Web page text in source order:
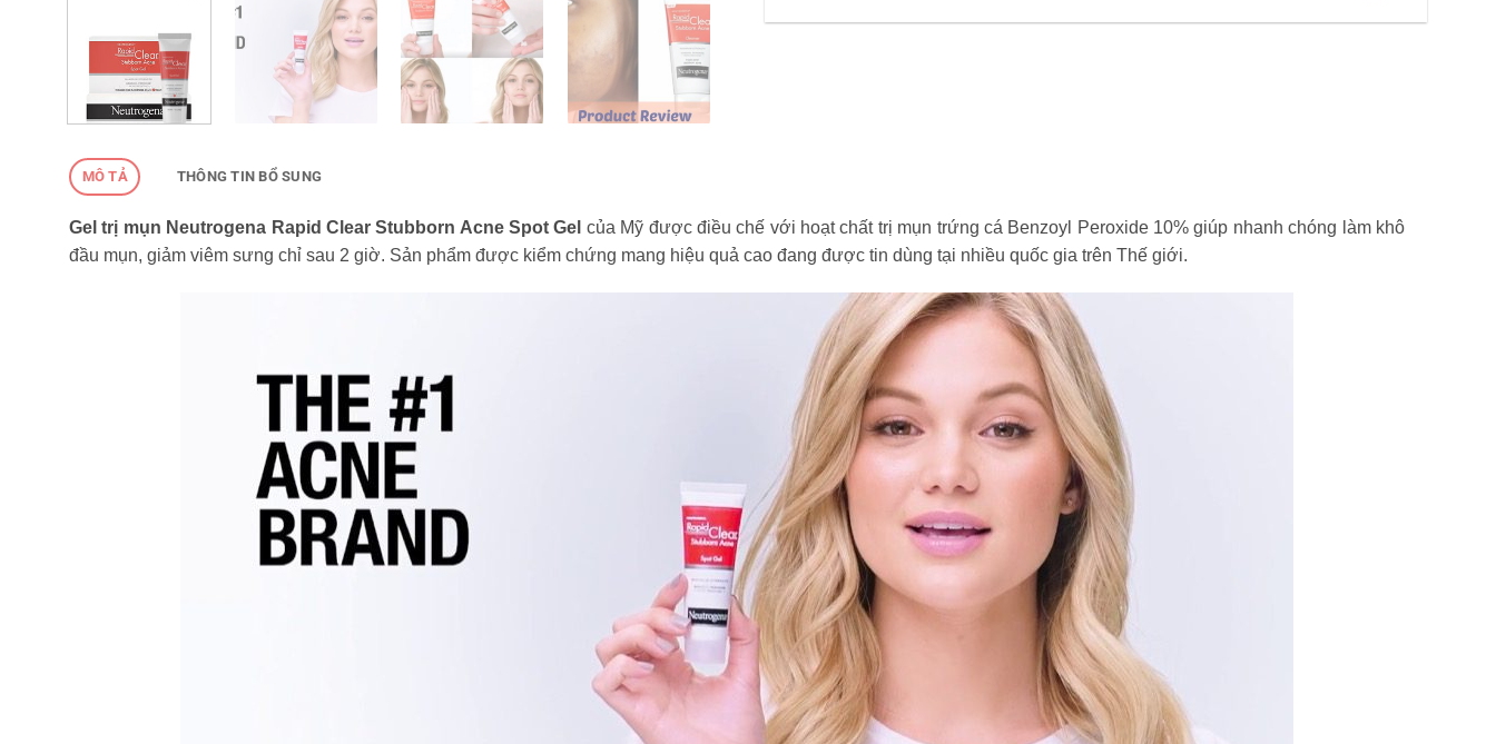
MÔ TẢ THÔNG TIN BỔ SUNG
Gel trị mụn Neutrogena Rapid Clear Stubborn Acne Spot Gel của Mỹ được điều chế với hoạt chất trị mụn trứng cá Benzoyl Peroxide 10% giúp nhanh chóng làm khô
đầu mụn, giảm viêm sưng chỉ sau 2 giờ. Sản phẩm được kiểm chứng mang hiệu quả cao đang được tin dùng tại nhiều quốc gia trên Thế giới.